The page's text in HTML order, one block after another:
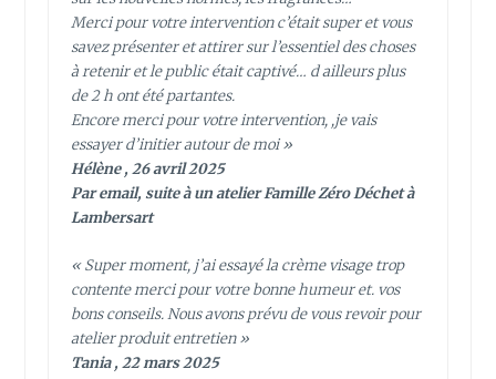
Merci pour votre intervention c’était super et vous
savez présenter et attirer sur l’essentiel des choses
à retenir et le public était captivé… d ailleurs plus
de 2 h ont été partantes.
Encore merci pour votre intervention, ,je vais
essayer d’initier autour de moi »
Hélène , 26 avril 2025
Par email, suite à un atelier Famille Zéro Déchet à
Lambersart
« Super moment, j’ai essayé la crème visage trop
contente merci pour votre bonne humeur et. vos
bons conseils. Nous avons prévu de vous revoir pour
atelier produit entretien »
Tania , 22 mars 2025